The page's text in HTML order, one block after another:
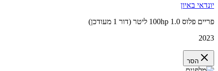
יונדאי באיון
פריים פלוס 100hp 1.0 ליטר (דור 1 מעודכן)
2023
הסר